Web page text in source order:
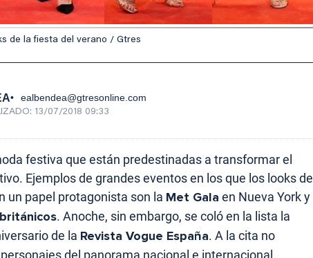
de la fiesta del verano / Gtres
ealbendea@gtresonline.com
13/07/2018 09:33
festiva que están predestinadas a transformar el
Ejemplos de grandes eventos en los que los looks de
un papel protagonista son la Met Gala en Nueva York y
. Anoche, sin embargo, se coló en la lista la
de la Revista Vogue España. A la cita no